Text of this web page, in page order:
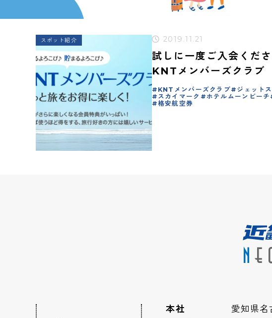
スポット紹介 2019.11.21
試しに一度ご入会くだ
KNTメンバーズクラブ
KNTメンバーズクラブ
ジェット
スカイマーク
ホテルムーンビーチ
格安航空券
本社
愛知県名